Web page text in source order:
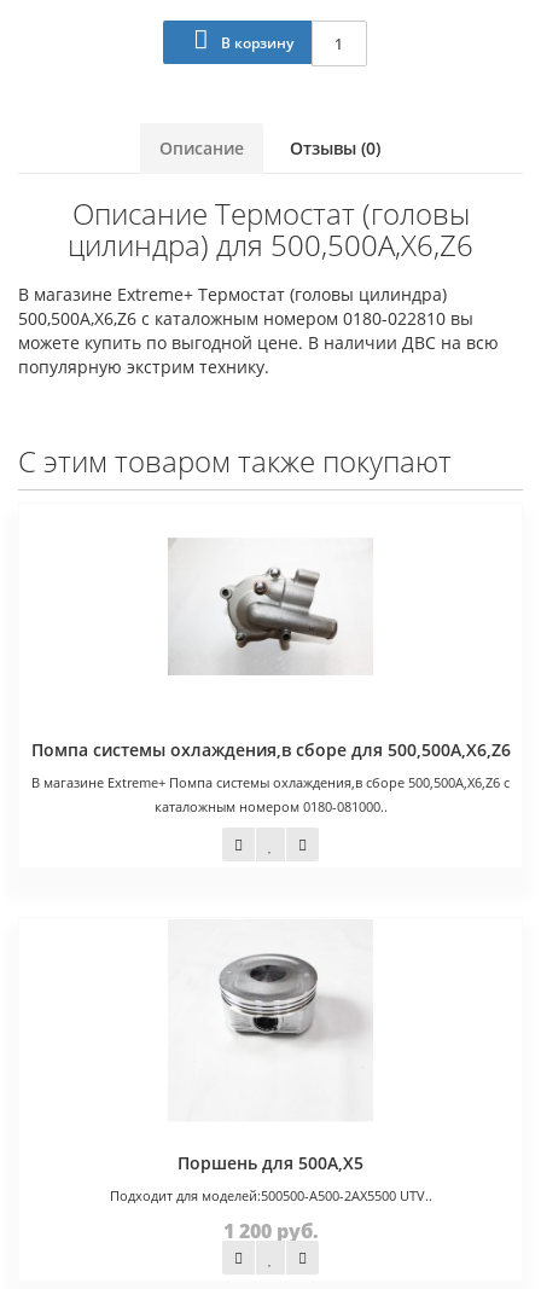
В корзину
Описание Отзывы (0)
Описание Термостат (головы
цилиндра) для 500,500A,X6,Z6
В магазине Extreme+ Термостат (головы цилиндра)
500,500A,X6,Z6 с каталожным номером 0180-022810 вы
можете купить по выгодной цене. В наличии ДВС на всю
популярную экстрим технику.
С этим товаром также покупают
Помпа системы охлаждения,в сборе для 500,500A,X6,Z6
В магазине Extreme+ Помпа системы охлаждения,в сборе 500,500A,X6,Z6 с
каталожным номером 0180-081000..
2 500 руб.
Поршень для 500A,X5
Подходит для моделей:500500-A500-2AX5500 UTV..
1 200 руб.